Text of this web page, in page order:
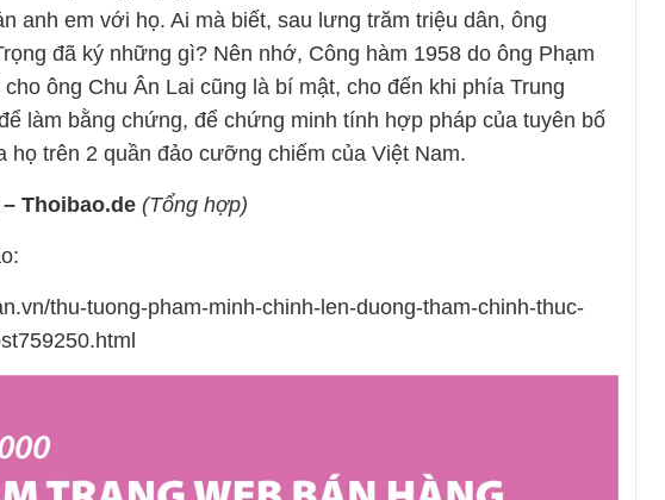
anh em với họ. Ai mà biết, sau lưng trăm triệu dân, ông
đã ký những gì? Nên nhớ, Công hàm 1958 do ông Phạm
ông Chu Ân Lai cũng là bí mật, cho đến khi phía Trung
làm bằng chứng, để chứng minh tính hợp pháp của tuyên bố
họ trên 2 quần đảo cưỡng chiếm của Việt Nam.
Thoibao.de (Tổng hợp)
thu-tuong-pham-minh-chinh-len-duong-tham-chinh-thuc-